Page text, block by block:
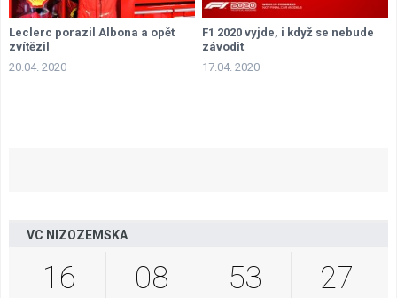
Leclerc porazil Albona a opět
zvítězil
20.04. 2020
F1 2020 vyjde, i když se nebude
závodit
17.04. 2020
VC NIZOZEMSKA
16 08 53 26